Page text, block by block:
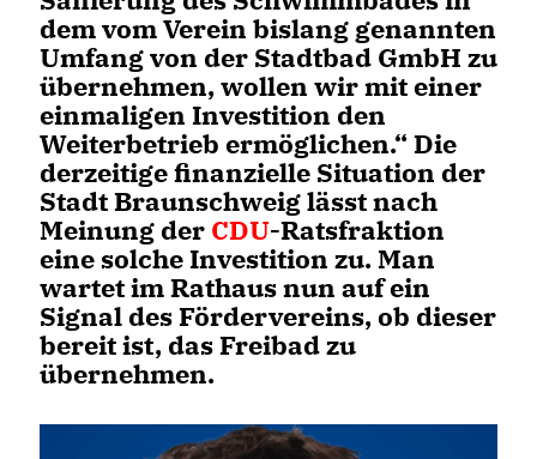
dem vom Verein bislang genannten
Umfang von der Stadtbad GmbH zu
übernehmen, wollen wir mit einer
einmaligen Investition den
Weiterbetrieb ermöglichen.“ Die
derzeitige finanzielle Situation der
Stadt Braunschweig lässt nach
Meinung der CDU-Ratsfraktion
eine solche Investition zu. Man
wartet im Rathaus nun auf ein
Signal des Fördervereins, ob dieser
bereit ist, das Freibad zu
übernehmen.